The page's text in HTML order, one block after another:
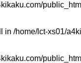
in /home/lct-xs01/